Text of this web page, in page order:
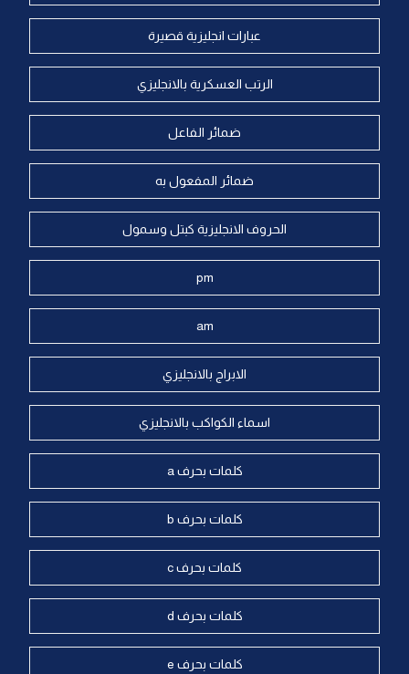
عبارات انجليزية قصيرة
الرتب العسكرية بالانجليزي
ضمائر الفاعل
ضمائر المفعول به
الحروف الانجليزية كبتل وسمول
pm
am
الابراج بالانجليزي
اسماء الكواكب بالانجليزي
كلمات بحرف a
كلمات بحرف b
كلمات بحرف c
كلمات بحرف d
كلمات بحرف e